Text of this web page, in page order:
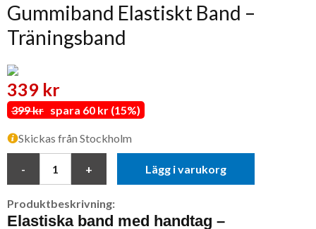
Gummiband Elastiskt Band –
Träningsband
339 kr
399 kr spara 60 kr (15%)
Skickas från Stockholm
Lägg i varukorg
Produktbeskrivning:
Elastiska band med handtag –